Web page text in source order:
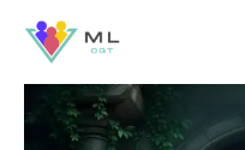
Aller
contenu